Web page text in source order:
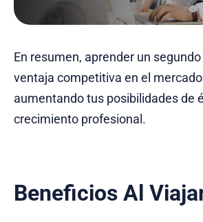
En resumen, aprender un
ventaja competitiva en el
aumentando tus posibilidades de
crecimiento profesional.
Beneficios Al